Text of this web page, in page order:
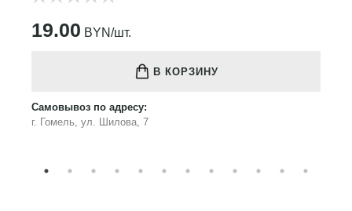
19.00 BYN/шт.
В КОРЗИНУ
Самовывоз по адресу:
г. Гомель, ул. Шилова, 7